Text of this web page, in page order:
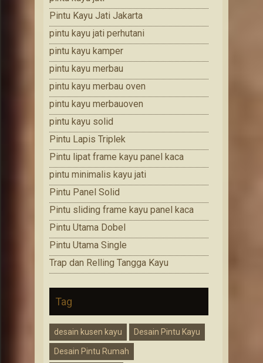
Pintu Kayu Jati Jakarta
pintu kayu jati perhutani
pintu kayu kamper
pintu kayu merbau
pintu kayu merbau oven
pintu kayu merbauoven
pintu kayu solid
Pintu Lapis Triplek
Pintu lipat frame kayu panel kaca
pintu minimalis kayu jati
Pintu Panel Solid
Pintu sliding frame kayu panel kaca
Pintu Utama Dobel
Pintu Utama Single
Trap dan Relling Tangga Kayu
Tag
desain kusen kayu Desain Pintu Kayu
Desain Pintu Rumah